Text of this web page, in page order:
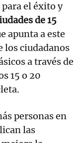
el éxito y
de 15
apunta a este
los ciudadanos
a través de
15 o 20
personas en
las